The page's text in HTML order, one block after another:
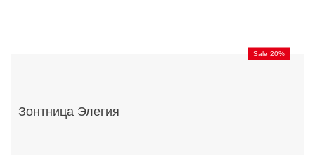
Sale 20%
Зонтница Элегия